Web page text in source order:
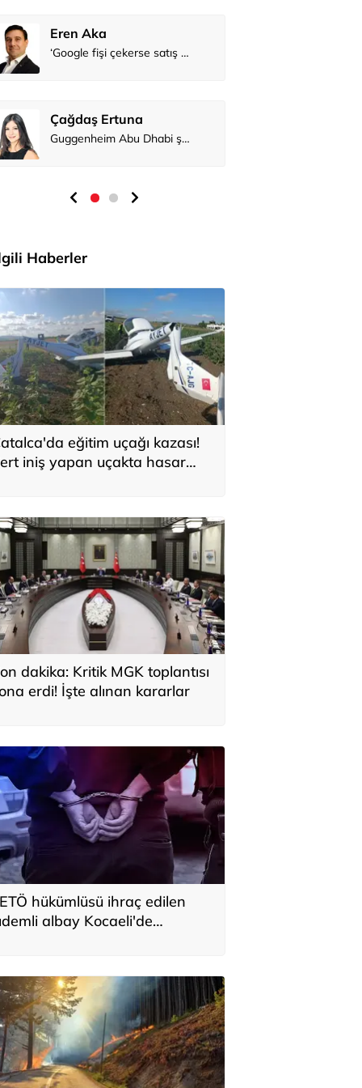
Haberler
eğitim uçağı kazası!
iniş yapan uçakta hasar
dakika: Kritik MGK toplantısı
erdi! İşte alınan kararlar
hükümlüsü ihraç edilen
albay Kocaeli'de